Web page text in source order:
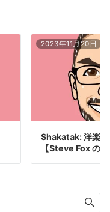
2023年11月20日
Shakatak: 洋楽
【Steve Fox の